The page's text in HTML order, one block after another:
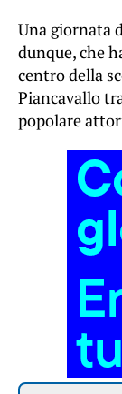
Una giornata
dunque, che
centro della
Piancavallo
popolare